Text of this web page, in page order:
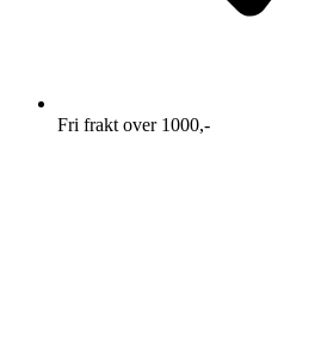
Fri frakt over 1000,-